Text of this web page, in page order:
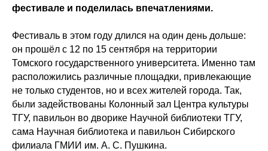
фестивале и поделилась впечатлениями.
Фестиваль в этом году длился на один день дольше:
он прошёл с 12 по 15 сентября на территории
Томского государственного университета. Именно там
расположились различные площадки, привлекающие
не только студентов, но и всех жителей города. Так,
были задействованы Колонный зал Центра культуры
ТГУ, павильон во дворике Научной библиотеки ТГУ,
сама Научная библиотека и павильон Сибирского
филиала ГМИИ им. А. С. Пушкина.